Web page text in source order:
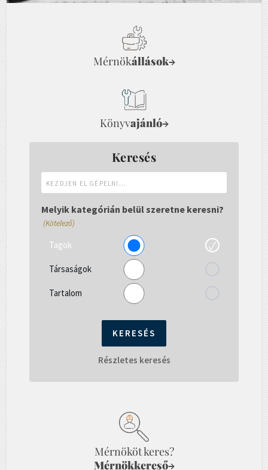
Mérnökállások→
Könyvajánló→
Keresés
el
gépelni...
Melyik kategórián belül szeretne keresni?
(Kötelező)
Tagok
Társaságok
Tartalom
Részletes keresés
Mérnököt keres?
Mérnökkereső→